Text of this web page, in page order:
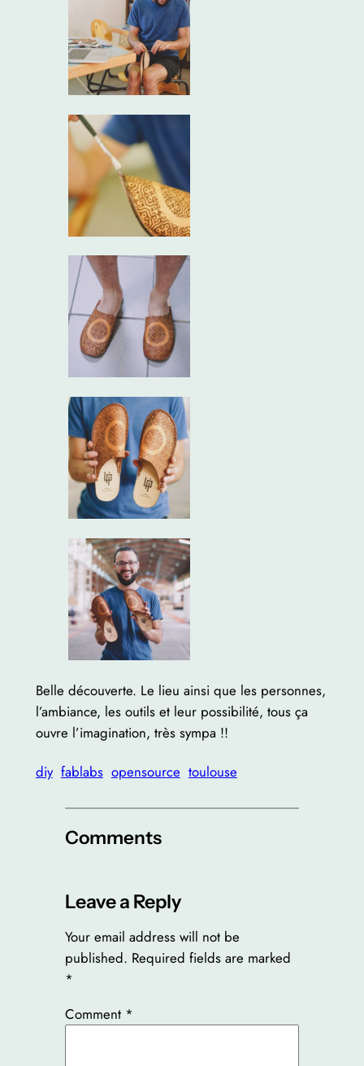
Belle découverte. Le lieu ainsi que les personnes,
l’ambiance, les outils et leur possibilité, tous ça
ouvre l’imagination, très sympa !!
diy fablabs opensource toulouse
Comments
Leave a Reply
Your email address will not be
published. Required fields are marked
*
Comment *